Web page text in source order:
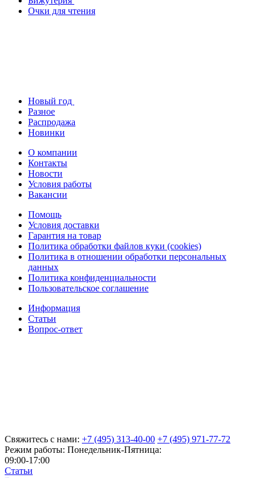
Очки для чтения
Новый год
Разное
Распродажа
Новинки
О компании
Контакты
Новости
Условия работы
Вакансии
Помощь
Условия доставки
Гарантия на товар
Политика обработки файлов куки (cookies)
Политика в отношении обработки персональных
данных
Политика конфиденциальности
Пользовательское соглашение
Информация
Статьи
Вопрос-ответ
Свяжитесь с нами: +7 (495) 313-40-00 +7 (495) 971-77-72
Режим работы: Понедельник-Пятница:
09:00-17:00
Статьи